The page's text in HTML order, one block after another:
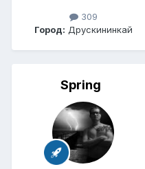
309
Город: Друскининкай
Spring